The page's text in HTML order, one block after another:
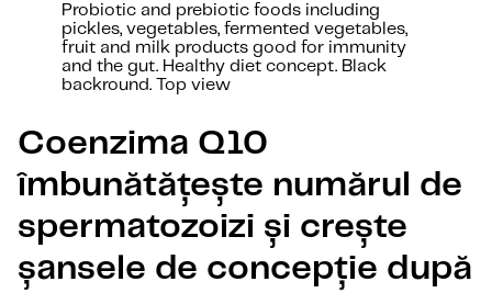
Probiotic and prebiotic foods including
pickles, vegetables, fermented vegetables,
fruit and milk products good for immunity
and the gut. Healthy diet concept. Black
backround. Top view
Coenzima Q10
îmbunătățește numărul de
spermatozoizi și crește
șansele de concepție după